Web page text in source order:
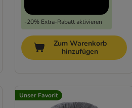
-20% Extra-Rabatt aktivieren
Zum Warenkorb
hinzufügen
Unser Favorit